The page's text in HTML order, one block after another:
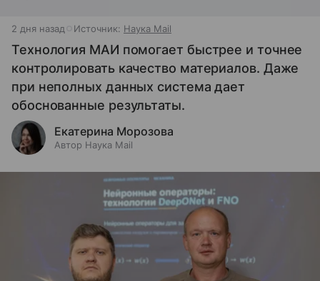
2 дня назад Источник: Наука Mail
Технология МАИ помогает быстрее и точнее
контролировать качество материалов. Даже
при неполных данных система дает
обоснованные результаты.
Екатерина Морозова
Автор Наука Mail